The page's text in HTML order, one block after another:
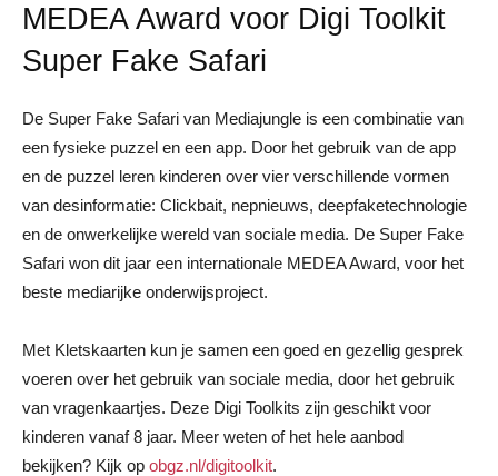
MEDEA Award voor Digi Toolkit
Super Fake Safari
De Super Fake Safari van Mediajungle is een combinatie van
een fysieke puzzel en een app. Door het gebruik van de app
en de puzzel leren kinderen over vier verschillende vormen
van desinformatie: Clickbait, nepnieuws, deepfaketechnologie
en de onwerkelijke wereld van sociale media. De Super Fake
Safari won dit jaar een internationale MEDEA Award, voor het
beste mediarijke onderwijsproject.
Met Kletskaarten kun je samen een goed en gezellig gesprek
voeren over het gebruik van sociale media, door het gebruik
van vragenkaartjes. Deze Digi Toolkits zijn geschikt voor
kinderen vanaf 8 jaar. Meer weten of het hele aanbod
bekijken? Kijk op obgz.nl/digitoolkit.